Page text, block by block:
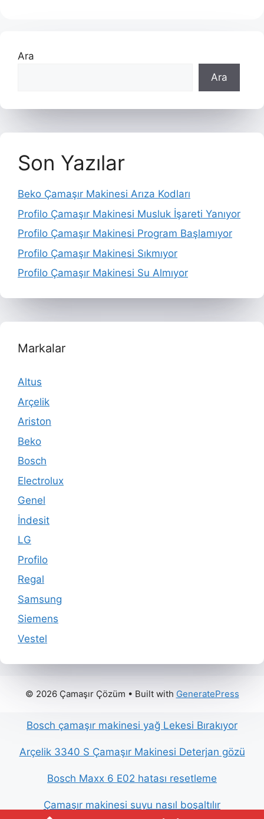
Ara
Ara
Son Yazılar
Beko Çamaşır Makinesi Arıza Kodları
Profilo Çamaşır Makinesi Musluk İşareti Yanıyor
Profilo Çamaşır Makinesi Program Başlamıyor
Profilo Çamaşır Makinesi Sıkmıyor
Profilo Çamaşır Makinesi Su Almıyor
Markalar
Altus
Arçelik
Ariston
Beko
Bosch
Electrolux
Genel
İndesit
LG
Profilo
Regal
Samsung
Siemens
Vestel
© 2026 Çamaşır Çözüm • Built with GeneratePress
Bosch çamaşır makinesi yağ Lekesi Bırakıyor
Arçelik 3340 S Çamaşır Makinesi Deterjan gözü
Bosch Maxx 6 E02 hatası resetleme
Çamaşır makinesi suyu nasıl boşaltılır